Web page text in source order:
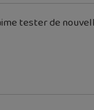
tester de